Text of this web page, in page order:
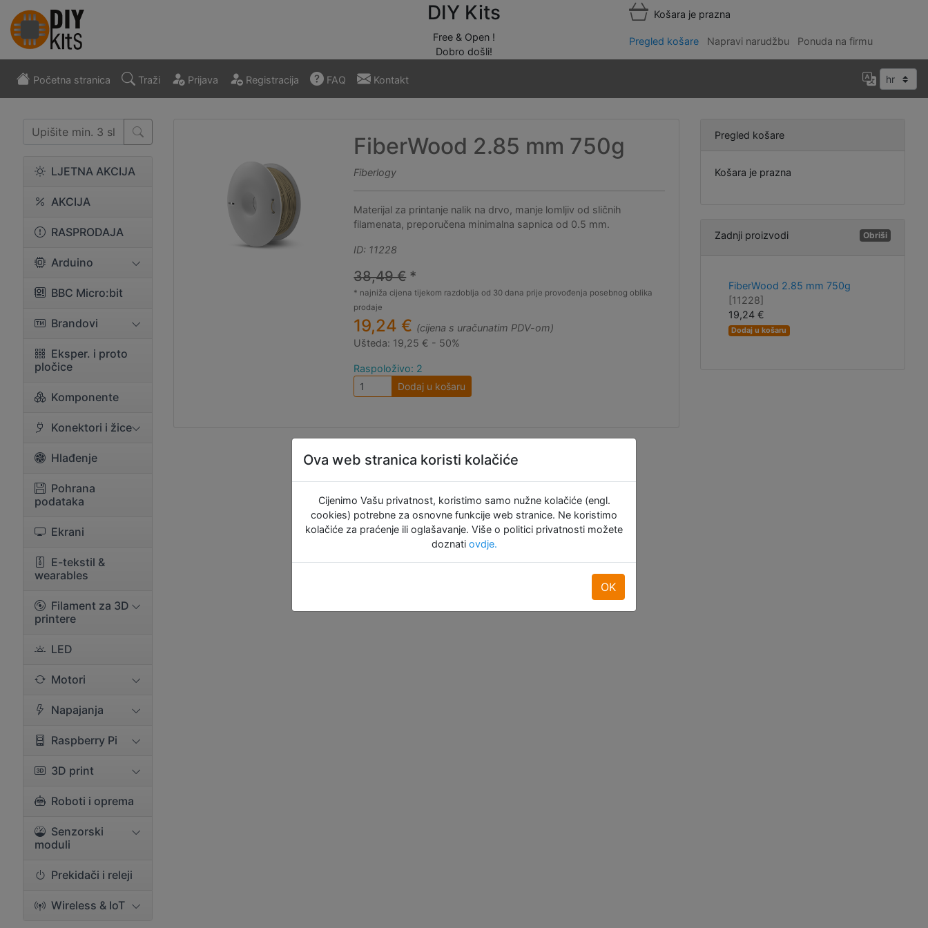
DIY Kits
Free & Open !
Dobro došli!
Košara je prazna
Pregled košare Napravi narudžbu Ponuda na firmu
Početna stranica Traži Prijava Registracija FAQ Kontakt
LJETNA AKCIJA
AKCIJA
RASPRODAJA
Arduino
BBC Micro:bit
Brandovi
Eksper. i proto
pločice
Komponente
Konektori i žice
Hlađenje
Pohrana
podataka
Ekrani
E-tekstil &
wearables
Filament za 3D
printere
LED
Motori
Napajanja
Raspberry Pi
3D print
Roboti i oprema
Senzorski
moduli
Prekidači i releji
Wireless & IoT
FiberWood 2.85 mm 750g
Fiberlogy
Materijal za printanje nalik na drvo, manje lomljiv od sličnih
filamenata, preporučena minimalna sapnica od 0.5 mm.
ID: 11228
38,49 €*
* najniža cijena tijekom razdoblja od 30 dana prije provođenja posebnog oblika
prodaje
19,24 € (cijena s uračunatim PDV-om)
Ušteda: 19,25 € - 50%
Raspoloživo: 2
Dodaj u košaru
Pregled košare
Košara je prazna
Zadnji proizvodi Obriši
FiberWood 2.85 mm 750g
[11228]
19,24 €
Dodaj u košaru
Ova web stranica koristi kolačiće
Cijenimo Vašu privatnost, koristimo samo nužne kolačiće (engl.
cookies) potrebne za osnovne funkcije web stranice. Ne koristimo
kolačiće za praćenje ili oglašavanje. Više o politici privatnosti možete
doznatiovdje.
OK